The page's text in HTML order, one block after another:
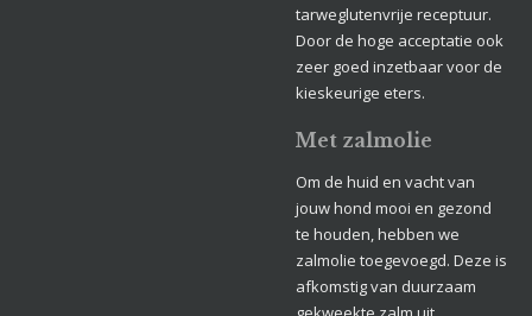
tarweglutenvrije receptuur.
Door de hoge acceptatie ook
zeer goed inzetbaar voor de
kieskeurige eters.
Met zalmolie
Om de huid en vacht van
jouw hond mooi en gezond
te houden, hebben we
zalmolie toegevoegd. Deze is
afkomstig van duurzaam